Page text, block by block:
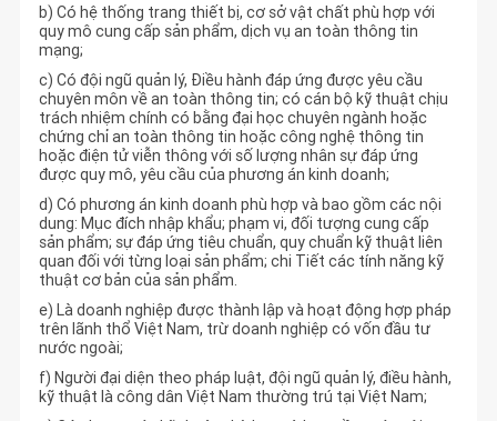
b) Có hệ thống trang thiết bị, cơ sở vật chất phù hợp với
quy mô cung cấp sản phẩm, dịch vụ an toàn thông tin
mạng;
c) Có đội ngũ quản lý, Điều hành đáp ứng được yêu cầu
chuyên môn về an toàn thông tin; có cán bộ kỹ thuật chịu
trách nhiệm chính có bằng đại học chuyên ngành hoặc
chứng chỉ an toàn thông tin hoặc công nghệ thông tin
hoặc điện tử viễn thông với số lượng nhân sự đáp ứng
được quy mô, yêu cầu của phương án kinh doanh;
d) Có phương án kinh doanh phù hợp và bao gồm các nội
dung: Mục đích nhập khẩu; phạm vi, đối tượng cung cấp
sản phẩm; sự đáp ứng tiêu chuẩn, quy chuẩn kỹ thuật liên
quan đối với từng loại sản phẩm; chi Tiết các tính năng kỹ
thuật cơ bản của sản phẩm.
e) Là doanh nghiệp được thành lập và hoạt động hợp pháp
trên lãnh thổ Việt Nam, trừ doanh nghiệp có vốn đầu tư
nước ngoài;
f) Người đại diện theo pháp luật, đội ngũ quản lý, điều hành,
kỹ thuật là công dân Việt Nam thường trú tại Việt Nam;